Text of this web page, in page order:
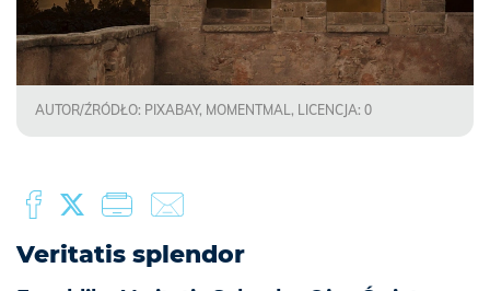
AUTOR/ŹRÓDŁO: PIXABAY, MOMENTMAL, LICENCJA: 0
Veritatis splendor